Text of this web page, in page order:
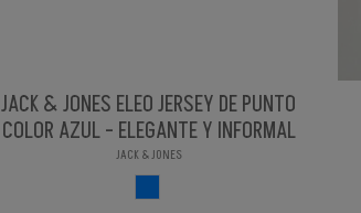
JACK & JONES ELEO JERSEY DE PUNTO
COLOR AZUL - ELEGANTE Y INFORMAL
JACK & JONES